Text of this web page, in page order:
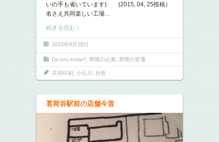
いの手も省いています) (2015, 04, 25投稿）
名さえ共同楽しい工場…
続きを読む ›
2015年8月18日
Do you know? 界隈の企業 界隈の変遷
共同印刷 小石川 社歌
茗荷谷駅前の店舗今昔